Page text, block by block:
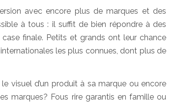
avec encore plus de marques et des
à tous : il suffit de bien répondre à des
finale. Petits et grands ont leur chance
les plus connues, dont plus de
visuel d’un produit à sa marque ou encore
marques? Fous rire garantis en famille ou